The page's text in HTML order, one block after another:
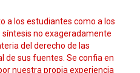
a los estudiantes como a los
no exageradamente
del derecho de las
de sus fuentes. Se confia en
nuestra propia experiencia